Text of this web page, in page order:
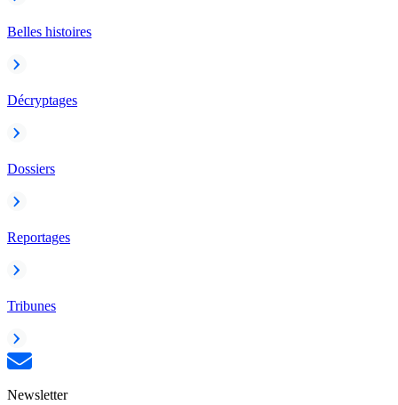
Belles histoires
Décryptages
Dossiers
Reportages
Tribunes
Newsletter